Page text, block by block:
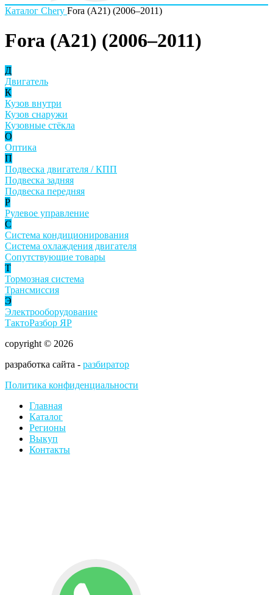
Каталог Chery Fora (A21) (2006–2011)
Fora (A21) (2006–2011)
Д
Двигатель
К
Кузов внутри
Кузов снаружи
Кузовные стёкла
О
Оптика
П
Подвеска двигателя / КПП
Подвеска задняя
Подвеска передняя
Р
Рулевое управление
С
Система кондиционирования
Система охлаждения двигателя
Сопутствующие товары
Т
Тормозная система
Трансмиссия
Э
Электрооборудование
ТактоРазбор ЯР
copyright © 2026
разработка сайта - разбиратор
Политика конфиденциальности
Главная
Каталог
Регионы
Выкуп
Контакты